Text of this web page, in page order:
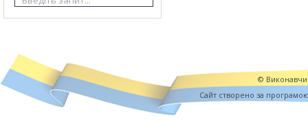
©
Cайт створено за